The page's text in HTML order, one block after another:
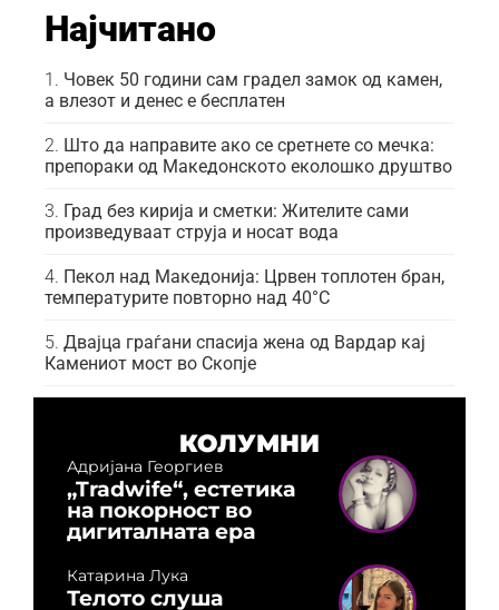
Најчитано
Човек 50 години сам градел замок од камен,
а влезот и денес е бесплатен
Што да направите ако се сретнете со мечка:
препораки од Македонското еколошко друштво
Град без кирија и сметки: Жителите сами
произведуваат струја и носат вода
Пекол над Македонија: Црвен топлотен бран,
температурите повторно над 40°C
Двајца граѓани спасија жена од Вардар кај
Камениот мост во Скопје
КОЛУМНИ
Адријана Георгиев
„Tradwife“, естетика
на покорност во
дигиталната ера
Катарина Лука
Телото слуша